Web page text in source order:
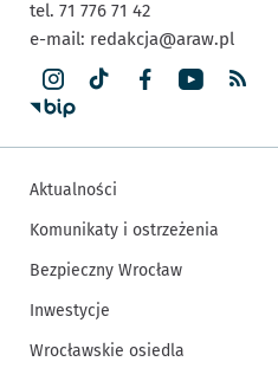
tel. 71 776 71 42
e-mail: redakcja@araw.pl
Aktualności
Komunikaty i ostrzeżenia
Bezpieczny Wrocław
Inwestycje
Wrocławskie osiedla